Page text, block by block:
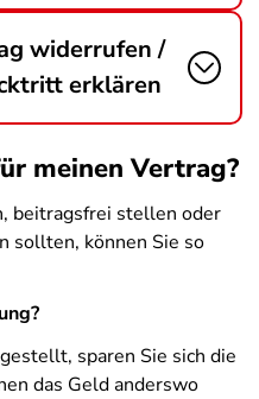
widerrufen /
erklären
meinen Vertrag?
beitragsfrei stellen oder
sollten, können Sie so
sparen Sie sich die
das Geld anderswo